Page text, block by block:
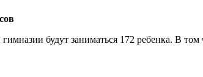
будут заниматься 172 ребенка. В